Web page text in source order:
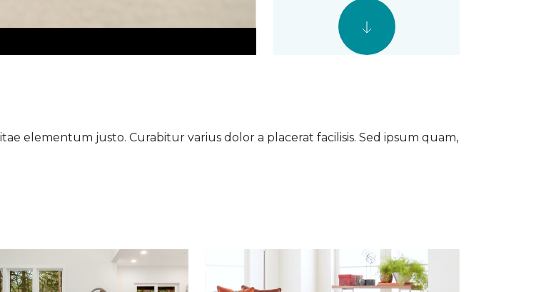
elementum justo. Curabitur varius dolor a placerat facilisis. Sed ipsum quam,